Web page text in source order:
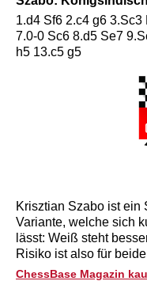
1.d4 Sf6 2.c4 g6
7.0-0 Sc6 8.d5 Se7
h5 13.c5 g5
Krisztian Szabo ist ein
Variante, welche sich
lässt: Weiß steht
Risiko ist also für
ChessBase Magazin